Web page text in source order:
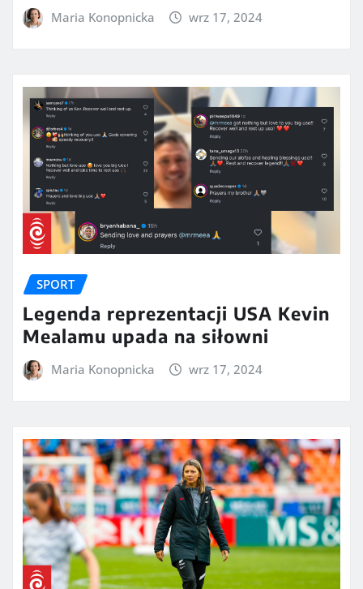
Maria Konopnicka wrz 17, 2024
SPORT
Legenda reprezentacji USA Kevin
Mealamu upada na siłowni
Maria Konopnicka wrz 17, 2024